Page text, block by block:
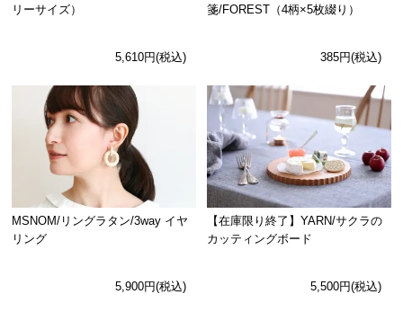
リーサイズ）
5,610円(税込)
箋/FOREST（4柄×5枚綴り）
385円(税込)
MSNOM/リングラタン/3way イヤ
リング
5,900円(税込)
【在庫限り終了】YARN/サクラの
カッティングボード
5,500円(税込)